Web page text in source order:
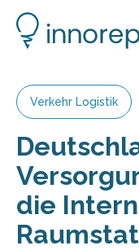
Verkehr Logistik
die